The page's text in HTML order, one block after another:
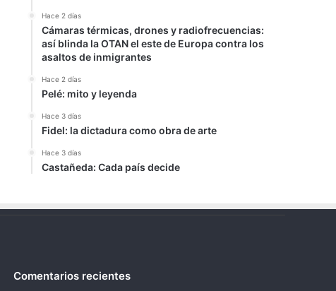
Hace 2 días
Cámaras térmicas, drones y radiofrecuencias:
así blinda la OTAN el este de Europa contra los
asaltos de inmigrantes
Hace 2 días
Pelé: mito y leyenda
Hace 3 días
Fidel: la dictadura como obra de arte
Hace 3 días
Castañeda: Cada país decide
Comentarios recientes